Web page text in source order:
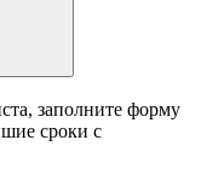
заполните форму
сроки с